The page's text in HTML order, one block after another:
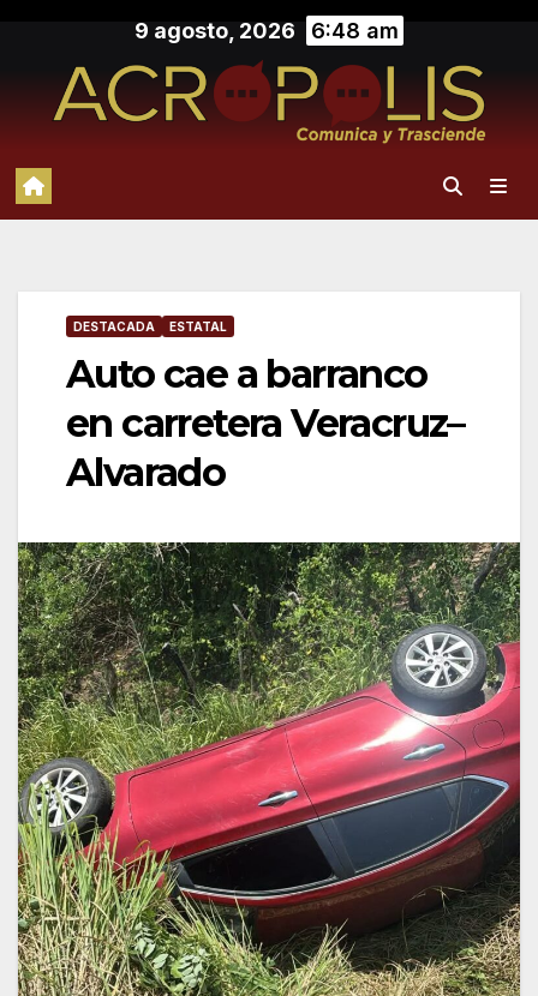
contenido
9 agosto, 2026 6:48 am
DESTACADA ESTATAL
Auto cae a barranco
en carretera Veracruz–
Alvarado